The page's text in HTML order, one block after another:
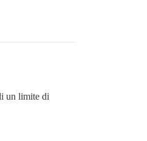
un limite di